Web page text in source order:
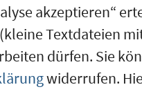
akzeptieren“
Textdateien
dürfen. Sie
widerrufen.